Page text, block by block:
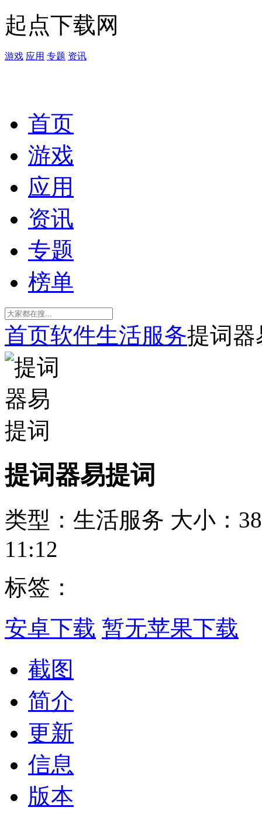
起点下载网
游戏 应用 专题 资讯
首页
游戏
应用
资讯
专题
榜单
首页软件生活服务提词器
提词器易提词
类型：生活服务 大小：
11:12
标签：
安卓下载 暂无苹果下载
截图
简介
更新
信息
版本